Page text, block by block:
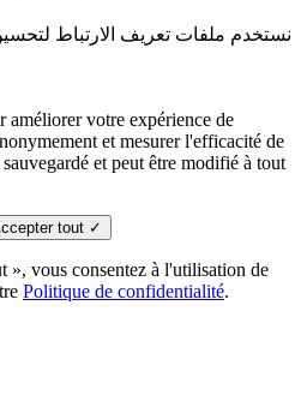
نستخدم ملفات تعريف الارتباط
améliorer votre expérience de
et mesurer l'efficacité de
et peut être modifié à tout
tout ✓
», vous consentez à l'utilisation de
Politique de confidentialité.